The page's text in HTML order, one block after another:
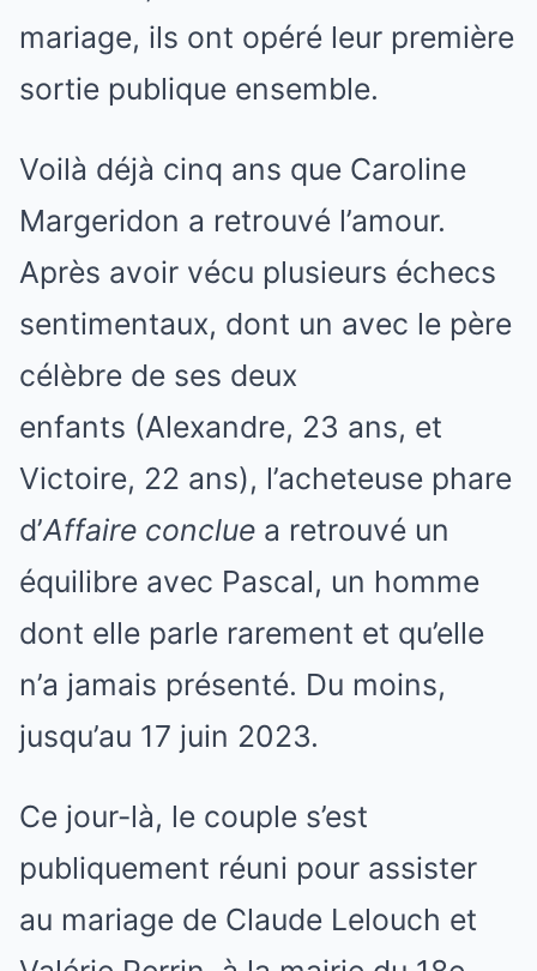
mariage, ils ont opéré leur première
sortie publique ensemble.
Voilà déjà cinq ans que Caroline
Margeridon a retrouvé l’amour.
Après avoir vécu plusieurs échecs
sentimentaux, dont un avec le père
célèbre de ses deux
enfants (Alexandre, 23 ans, et
Victoire, 22 ans), l’acheteuse phare
d’Affaire conclue a retrouvé un
équilibre avec Pascal, un homme
dont elle parle rarement et qu’elle
n’a jamais présenté. Du moins,
jusqu’au 17 juin 2023.
Ce jour-là, le couple s’est
publiquement réuni pour assister
au mariage de Claude Lelouch et